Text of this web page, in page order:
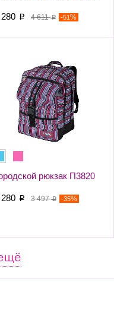
-51%
4 611p
p
рюкзак П3820
-35%
3 497p
p